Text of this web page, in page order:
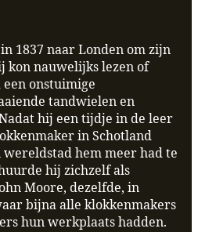
1837 naar Londen om zijn
kon nauwelijks lezen of
onstuimige
tandwielen en
hij een tijdje in de leer
in Schotland
hem meer had te
hij zichzelf als
Moore, dezelfde, in
bijna alle klokkenmakers
hun werkplaats hadden.